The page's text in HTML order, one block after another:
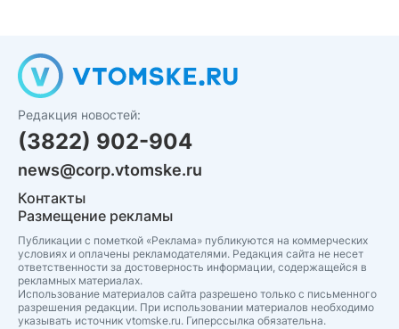
Редакция новостей:
(3822) 902-904
news@corp.vtomske.ru
Контакты
Размещение рекламы
Публикации с пометкой «Реклама» публикуются на коммерческих
условиях и оплачены рекламодателями. Редакция сайта не несет
ответственности за достоверность информации, содержащейся в
рекламных материалах.
Использование материалов сайта разрешено только с письменного
разрешения редакции. При использовании материалов необходимо
указывать источник vtomske.ru. Гиперссылка обязательна.